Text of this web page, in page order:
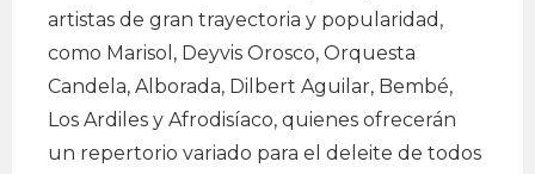
artistas de gran trayectoria y popularidad,
como Marisol, Deyvis Orosco, Orquesta
Candela, Alborada, Dilbert Aguilar, Bembé,
Los Ardiles y Afrodisíaco, quienes ofrecerán
un repertorio variado para el deleite de todos